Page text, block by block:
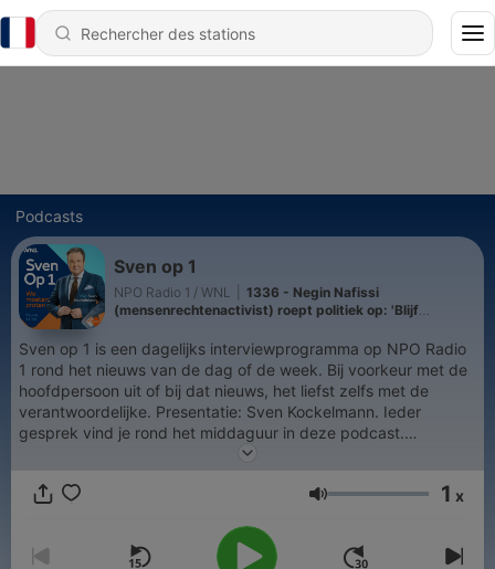
Podcasts
Sven op 1
NPO Radio 1 / WNL
1336 - Negin Nafissi
(mensenrechtenactivist) roept politiek op: 'Blijf
2026)
Sven op 1 is een dagelijks interviewprogramma op NPO Radio
1 rond het nieuws van de dag of de week. Bij voorkeur met de
hoofdpersoon uit of bij dat nieuws, het liefst zelfs met de
verantwoordelijke. Presentatie: Sven Kockelmann. Ieder
gesprek vind je rond het middaguur in deze podcast.
► Website: https://www.wnl.tv ► Facebook:
https://www.instagram.com/omroepwnl ► Twitter:
https://www.twitter.com/sven_op_1 ► Steun WNL, word lid:
Volume 1 x